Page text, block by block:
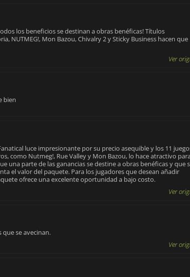
los beneficios se destinan a obras benéficas! Títulos
NUTMEG!, Mon Bazou, Chivalry 2 y Sticky Business hacen que
Ver
bien
luce impresionante por su precio asequible y los 11
como Nutmeg!, Rue Valley y Mon Bazou, lo hace atractivo
una parte de las ganancias se destine a obras benéficas y que
el valor del paquete. Para los jugadores que desean añadir
ofrece una excelente oportunidad a bajo costo.
Ver
que se avecinan.
Ver